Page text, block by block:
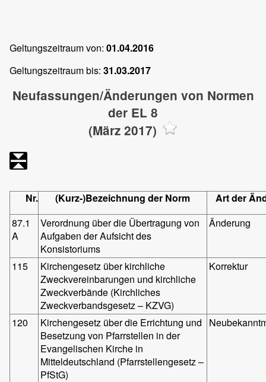
Geltungszeitraum von: 01.04.2016
Geltungszeitraum bis: 31.03.2017
Neufassungen/Änderungen von Normen
der EL 8
(März 2017)
Nr. (Kurz-)Bezeichnung der Norm
Art der
87.1
A
Verordnung über die Übertragung von
Aufgaben der Aufsicht des
Konsistoriums
Änderung
115
Kirchengesetz über kirchliche
Zweckvereinbarungen und kirchliche
Zweckverbände (Kirchliches
Zweckverbandsgesetz – KZVG)
Korrektur
120
Kirchengesetz über die Errichtung und
Besetzung von Pfarrstellen in der
Evangelischen Kirche in
Mitteldeutschland (Pfarrstellengesetz –
PfStG)